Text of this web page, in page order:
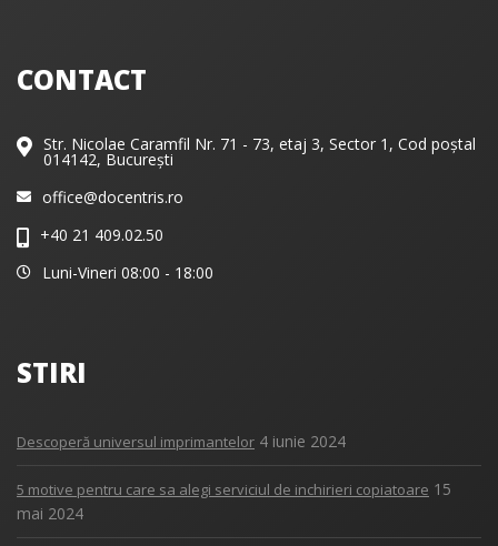
CONTACT
Str. Nicolae Caramfil Nr. 71 - 73, etaj 3, Sector 1, Cod poștal
014142, București
office@docentris.ro
+40 21 409.02.50
Luni-Vineri 08:00 - 18:00
STIRI
Descoperă universul imprimantelor 4 iunie 2024
5 motive pentru care sa alegi serviciul de inchirieri copiatoare 15
mai 2024